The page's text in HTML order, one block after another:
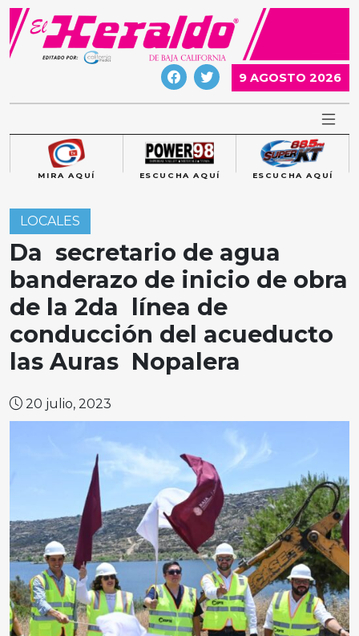
Skip
content
9 AGOSTO 2026
MIRA AQUÍ ESCUCHA AQUÍ ESCUCHA AQUÍ
LOCALES
Da secretario de agua
banderazo de inicio de obra
de la 2da línea de
conducción del acueducto
las Auras Nopalera
20 julio, 2023